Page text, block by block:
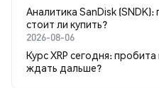
Аналитика SanDisk (SNDK):
стоит ли купить?
2026-08-06
Курс XRP сегодня:
ждать дальше?